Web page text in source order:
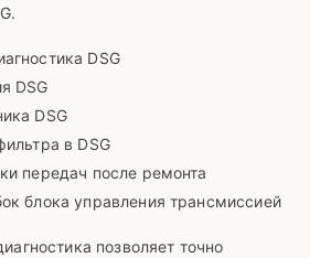
DSG
DSG
DSG
в DSG
передач после ремонта
блока управления трансмиссией
позволяет точно